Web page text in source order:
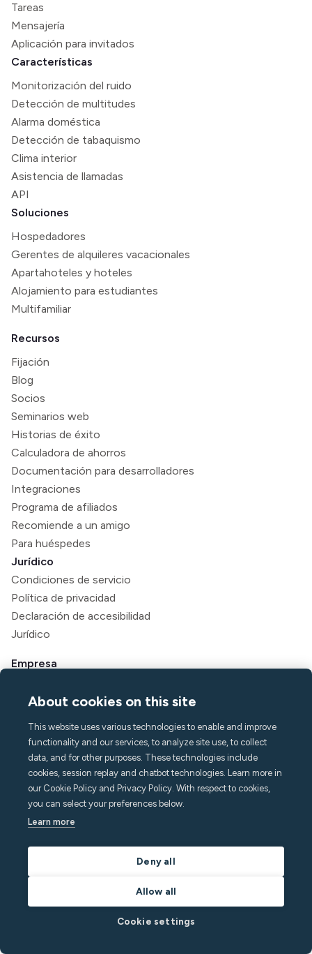
Tareas
Mensajería
Aplicación para invitados
Características
Monitorización del ruido
Detección de multitudes
Alarma doméstica
Detección de tabaquismo
Clima interior
Asistencia de llamadas
API
Soluciones
Hospedadores
Gerentes de alquileres vacacionales
Apartahoteles y hoteles
Alojamiento para estudiantes
Multifamiliar
Recursos
Fijación
Blog
Socios
Seminarios web
Historias de éxito
Calculadora de ahorros
Documentación para desarrolladores
Integraciones
Programa de afiliados
Recomiende a un amigo
Para huéspedes
Jurídico
Condiciones de servicio
Política de privacidad
Declaración de accesibilidad
Jurídico
Empresa
Prensa y medios
Carreras
Contacto y soporte
Centro de ayuda
PREGUNTAS MÁS FRECUENTES
hello@minut.com
Reserva una demostración
Suscríbase a nuestro boletín
mensual
y manténgase un paso adelante con las últimas
About cookies on this site
This website uses various technologies to enable and improve
functionality and our services, to analyze site use, to collect
data, and for other purposes. These technologies include
cookies, session replay and chatbot technologies. Learn more in
our Cookie Policy and Privacy Policy. With respect to cookies,
you can select your preferences below.
Learn more
Deny all
Allow all
Cookie settings